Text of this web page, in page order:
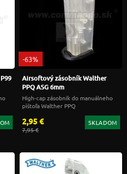
-63%
Airsoftový zásobník Walther
PPQ ASG 6mm
High-cap zásobník do manuálneho
pištoľa Walther PPQ
2,95 €
7,95 €
SKLADOM